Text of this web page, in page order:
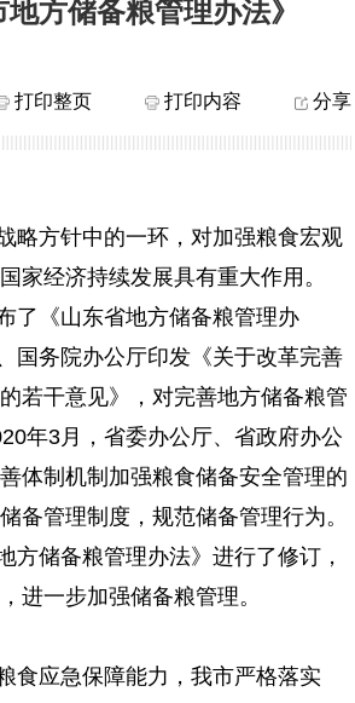
方储备粮管理办法》
打印整页 打印内容 分享
略方针中的一环，对加强粮食宏观
家经济持续发展具有重大作用。
了《山东省地方储备粮管理办
国务院办公厅印发《关于改革完善
若干意见》，对完善地方储备粮管
年3月，省委办公厅、省政府办公
体制机制加强粮食储备安全管理的
备管理制度，规范储备管理行为。
方储备粮管理办法》进行了修订，
进一步加强储备粮管理。
食应急保障能力，我市严格落实